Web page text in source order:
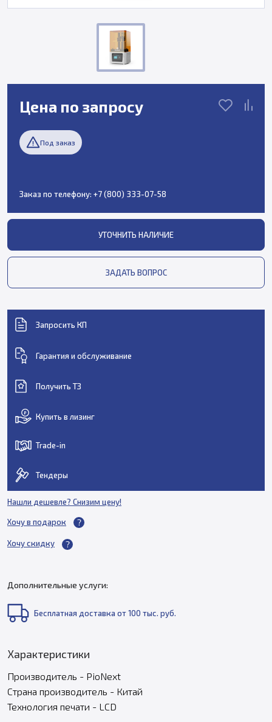
Цена по запросу
Под заказ
Заказ по телефону: +7 (800) 333-07-58
УТОЧНИТЬ НАЛИЧИЕ
ЗАДАТЬ ВОПРОС
Запросить КП
Гарантия и обслуживание
Получить ТЗ
Купить в лизинг
Trade-in
Тендеры
Нашли дешевле? Снизим цену!
Хочу в подарок
Хочу скидку
Дополнительные услуги:
Бесплатная доставка от 100 тыс. руб.
Характеристики
Производитель - PioNext
Страна производитель - Китай
Технология печати - LCD